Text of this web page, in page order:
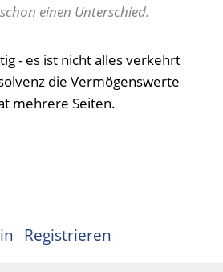
einen Unterschied.
- es ist nicht alles verkehrt
die Vermögenswerte
mehrere Seiten.
Registrieren